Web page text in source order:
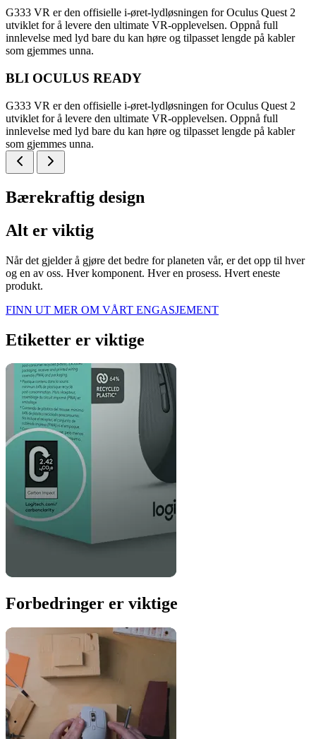
G333 VR er den offisielle i-øret-lydløsningen for Oculus Quest 2
utviklet for å levere den ultimate VR-opplevelsen. Oppnå full
innlevelse med lyd bare du kan høre og tilpasset lengde på kabler
som gjemmes unna.
BLI OCULUS READY
G333 VR er den offisielle i-øret-lydløsningen for Oculus Quest 2
utviklet for å levere den ultimate VR-opplevelsen. Oppnå full
innlevelse med lyd bare du kan høre og tilpasset lengde på kabler
som gjemmes unna.
Bærekraftig design
Alt er viktig
Når det gjelder å gjøre det bedre for planeten vår, er det opp til hver
og en av oss. Hver komponent. Hver en prosess. Hvert eneste
produkt.
FINN UT MER OM VÅRT ENGASJEMENT
Etiketter er viktige
Forbedringer er viktige